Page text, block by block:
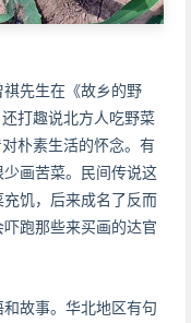
先生在《故乡的野
打趣说北方人吃野菜
朴素生活的怀念。有
画苦菜。民间传说这
饥，后来成名了反而
跑那些来买画的达官
故事。华北地区有句